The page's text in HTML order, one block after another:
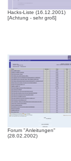
Hacks-Liste (16.12.2001)
[Achtung - sehr groß]
Forum "Anleitungen"
(28.02.2002)